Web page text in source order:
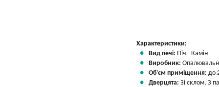
Характеристики:
Вид печі: Піч - Камін
Виробник:
Об'єм приміщення: до
Дверцята: Зі склом, З